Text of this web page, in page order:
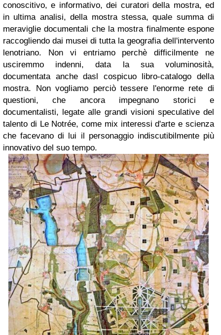
conoscitivo, e informativo, dei curatori della mostra, ed
in ultima analisi, della mostra stessa, quale summa di
meraviglie documentali che la mostra finalmente espone
raccogliendo dai musei di tutta la geografia dell'intervento
lenotriano. Non vi entriamo perchè difficilmente ne
usciremmo indenni, data la sua voluminosità,
documentata anche dasl cospicuo libro-catalogo della
mostra. Non vogliamo perciò tessere l'enorme rete di
questioni, che ancora impegnano storici e
documentalisti, legate alle grandi visioni speculative del
talento di Le Notrée, come mix interessi d'arte e scienza
che facevano di lui il personaggio indiscutibilmente più
innovativo del suo tempo.